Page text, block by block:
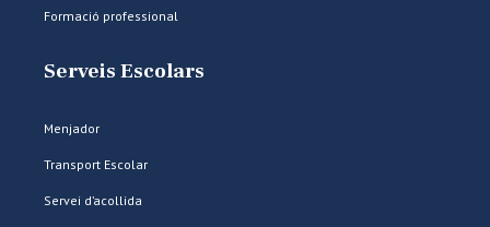
Formació professional
Serveis Escolars
Menjador
Transport Escolar
Servei d’acollida